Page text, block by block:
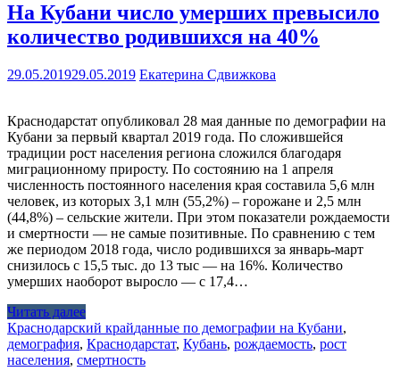
На Кубани число умерших превысило
количество родившихся на 40%
29.05.201929.05.2019 Екатерина Сдвижкова
Краснодарстат опубликовал 28 мая данные по демографии на
Кубани за первый квартал 2019 года. По сложившейся
традиции рост населения региона сложился благодаря
миграционному приросту. По состоянию на 1 апреля
численность постоянного населения края составила 5,6 млн
человек, из которых 3,1 млн (55,2%) – горожане и 2,5 млн
(44,8%) – сельские жители. При этом показатели рождаемости
и смертности — не самые позитивные. По сравнению с тем
же периодом 2018 года, число родившихся за январь-март
снизилось с 15,5 тыс. до 13 тыс — на 16%. Количество
умерших наоборот выросло — с 17,4…
Читать далее
Краснодарский крайданные по демографии на Кубани,
демография, Краснодарстат, Кубань, рождаемость, рост
населения, смертность